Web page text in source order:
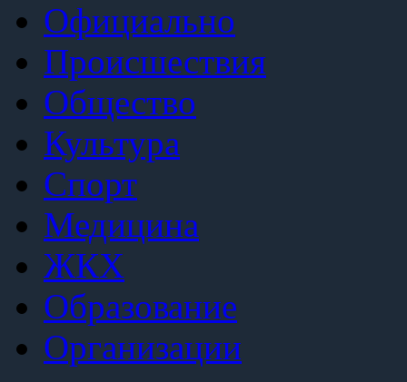
Официально
Происшествия
Общество
Культура
Спорт
Медицина
ЖКХ
Образование
Организации